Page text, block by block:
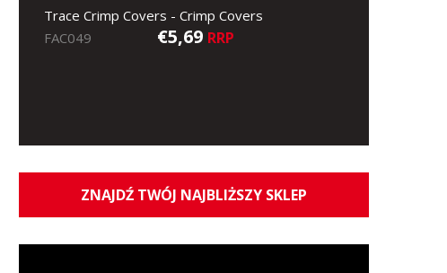
Trace Crimp Covers - Crimp Covers
FAC049
€5,69 RRP
ZNAJDŹ TWÓJ NAJBLIŻSZY SKLEP